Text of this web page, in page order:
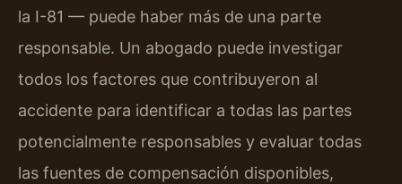
la I-81 — puede haber más de una parte
responsable. Un abogado puede investigar
todos los factores que contribuyeron al
accidente para identificar a todas las partes
potencialmente responsables y evaluar todas
las fuentes de compensación disponibles,